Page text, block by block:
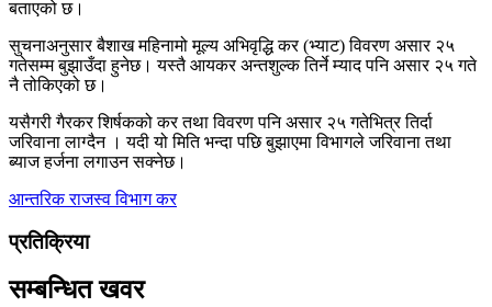
बताएको छ।
सुचनाअनुसार बैशाख महिनामो मूल्य अभिवृद्धि कर (भ्याट) विवरण असार २५
गतेसम्म बुझाउँदा हुनेछ। यस्तै आयकर अन्तशुल्क तिर्ने म्याद पनि असार २५ गते
नै तोकिएको छ।
यसैगरी गैरकर शिर्षकको कर तथा विवरण पनि असार २५ गतेभित्र तिर्दा
जरिवाना लाग्दैन । यदी यो मिति भन्दा पछि बुझाएमा विभागले जरिवाना तथा
ब्याज हर्जना लगाउन सक्नेछ।
आन्तरिक राजस्व विभागकर
प्रतिक्रिया
सम्बन्धित खवर